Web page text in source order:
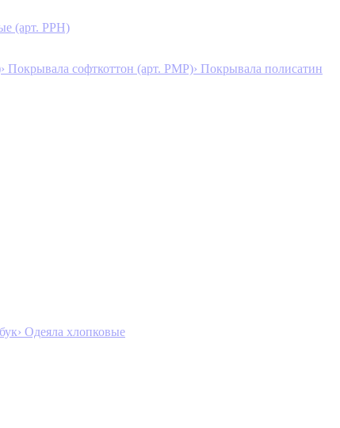
(арт. PPH)
› Покрывала софткоттон (арт. PMP)› Покрывала полисатин
› Одеяла хлопковые